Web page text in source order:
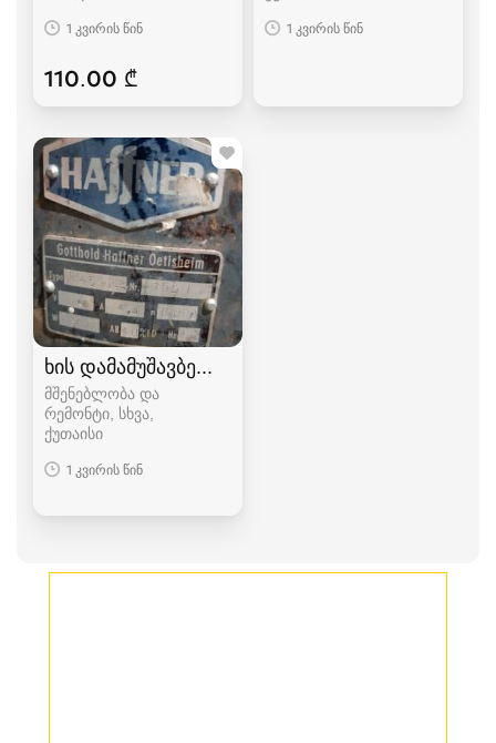
1 კვირის წინ
110.00 ₾
1 კვირის წინ
ხის დამამუშავბელი ხელსაწყოები
მშენებლობა და
რემონტი, სხვა
ქუთაისი
1 კვირის წინ